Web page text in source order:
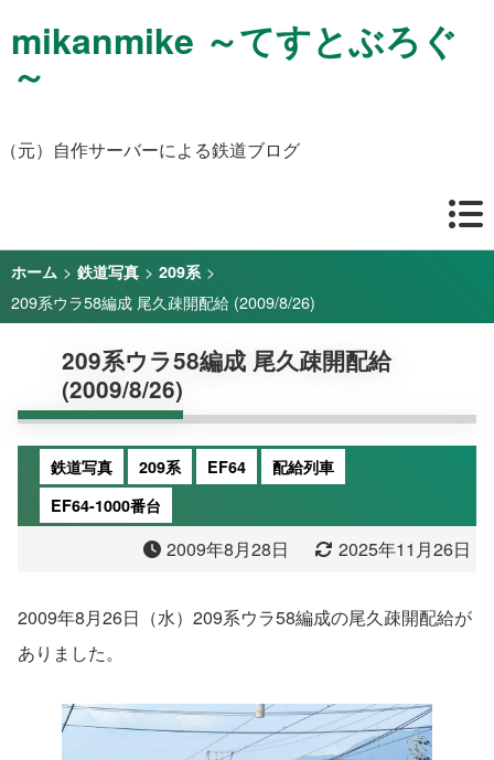
mikanmike ～てすとぶろぐ
～
（元）自作サーバーによる鉄道ブログ
ホーム > 鉄道写真 > 209系 >
209系ウラ58編成 尾久疎開配給 (2009/8/26)
209系ウラ58編成 尾久疎開配給
(2009/8/26)
鉄道写真 209系 EF64
配給列車
EF64-1000番台
2009年8月28日 2025年11月26日
2009年8月26日（水）209系ウラ58編成の尾久疎開配給が
ありました。